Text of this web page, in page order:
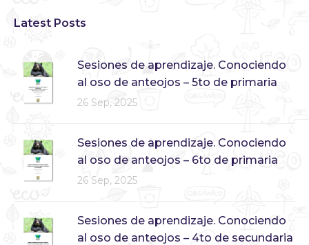
Latest Posts
Sesiones de aprendizaje. Conociendo
al oso de anteojos – 5to de primaria
26 Sep, 2025
Sesiones de aprendizaje. Conociendo
al oso de anteojos – 6to de primaria
26 Sep, 2025
Sesiones de aprendizaje. Conociendo
al oso de anteojos – 4to de secundaria